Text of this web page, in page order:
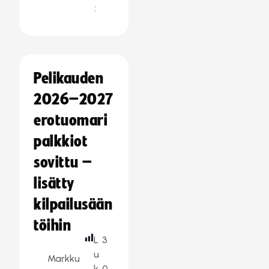
:
Pelikauden
2026–2027
erotuomari
palkkiot
sovittu –
lisätty
kilpailusään
töihin
Markku
L
u
3